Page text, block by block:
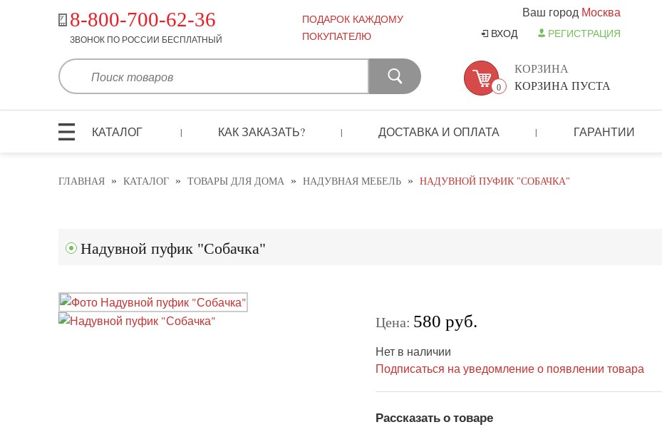
8-800-700-62-36
ЗВОНОК ПО РОССИИ БЕСПЛАТНЫЙ
ПОДАРОК КАЖДОМУ
ПОКУПАТЕЛЮ
Ваш город Москва
ВХОД РЕГИСТРАЦИЯ
0
КОРЗИНА
КОРЗИНА ПУСТА
КАТАЛОГ | КАК ЗАКАЗАТЬ? | ДОСТАВКА И ОПЛАТА | ГАРАНТИИ
ГЛАВНАЯ » КАТАЛОГ » ТОВАРЫ ДЛЯ ДОМА » НАДУВНАЯ МЕБЕЛЬ » НАДУВНОЙ ПУФИК "СОБАЧКА"
Надувной пуфик "Собачка"
Цена: 580 руб.
Нет в наличии
Подписаться на уведомление о появлении товара
Рассказать о товаре